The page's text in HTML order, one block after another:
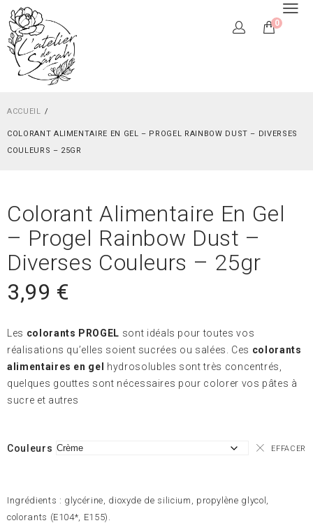
0
ACCUEIL
COLORANT ALIMENTAIRE EN GEL – PROGEL RAINBOW DUST – DIVERSES
COULEURS – 25GR
Colorant Alimentaire En Gel
– Progel Rainbow Dust –
Diverses Couleurs – 25gr
3,99 €
Les colorants PROGEL sont idéals pour toutes vos
réalisations qu’elles soient sucrées ou salées. Ces colorants
alimentaires en gel hydrosolubles sont très concentrés,
quelques gouttes sont nécessaires pour colorer vos pâtes à
sucre et autres
Couleurs EFFACER
Ingrédients : glycérine, dioxyde de silicium, propylène glycol,
colorants (E104*, E155).